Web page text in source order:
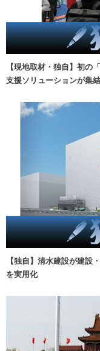
【現地取材・独自】初の
支援ソリューションが集結
【独自】清水建設が建設
を実用化